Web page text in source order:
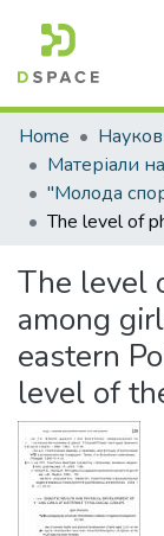
Communities &
All of DSpace
Statistics
Home
The level
among
eastern
level of